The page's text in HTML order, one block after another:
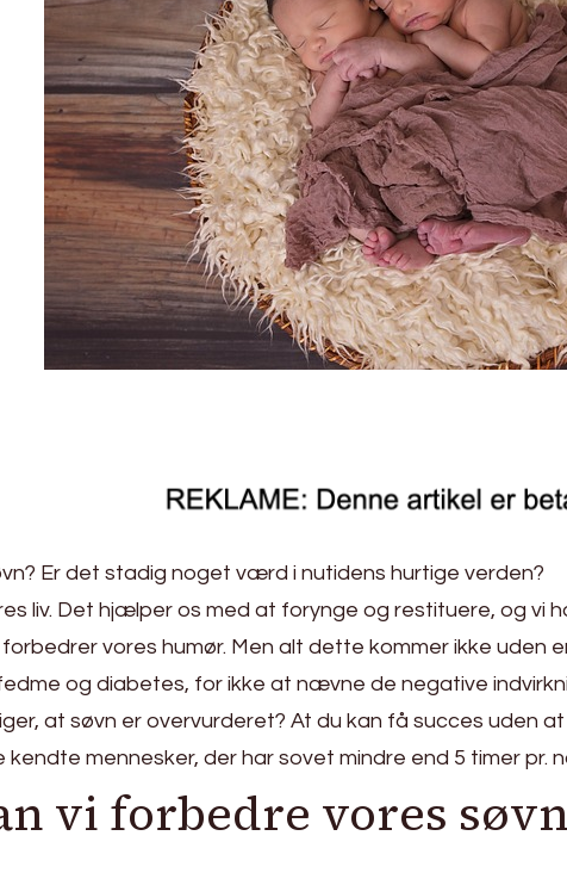
Er det stadig noget værd i nutidens hurtige verden?
liv. Det hjælper os med at forynge og restituere, og
vores humør. Men alt dette kommer ikke uden
og diabetes, for ikke at nævne de negative
at søvn er overvurderet? At du kan få succes uden
mennesker, der har sovet mindre end 5 timer pr.
vi forbedre vores